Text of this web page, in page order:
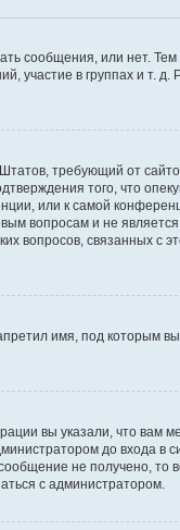
сообщения, или нет.
в группах и т. д.
требующий от
того, что
или к самой
вопросам и не
вопросов, связанных с
имя, под которым
вы указали, что вам
до входа в
не получено, то
с администратором.